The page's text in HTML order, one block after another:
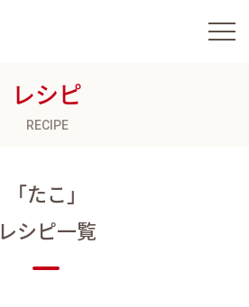
レシピ
RECIPE
「たこ」
レシピ一覧